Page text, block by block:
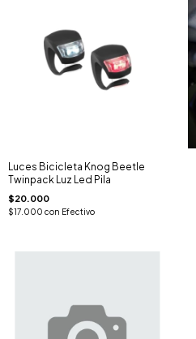
Luces Bicicleta Knog Beetle
Twinpack Luz Led Pila
$20.000
$17.000 con Efectivo